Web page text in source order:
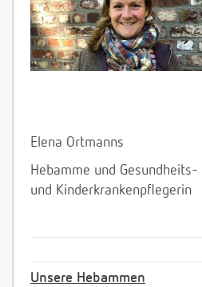
Elena Ortmanns
Hebamme und Gesundheits-
und Kinderkrankenpflegerin
Unsere Hebammen